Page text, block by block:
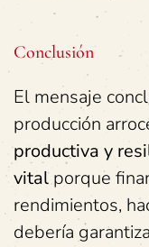
Conclusión
El mensaje
producción
productiva y
vitalporque
rendimientos,
debería